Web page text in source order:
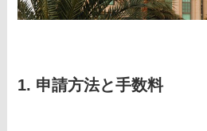
1. 申請方法と手数料